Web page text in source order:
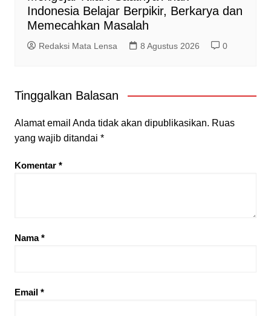
Indonesia Belajar Berpikir, Berkarya dan
Memecahkan Masalah
Redaksi Mata Lensa 8 Agustus 2026 0
Tinggalkan Balasan
Alamat email Anda tidak akan dipublikasikan. Ruas
yang wajib ditandai *
Komentar *
Nama*
Email *